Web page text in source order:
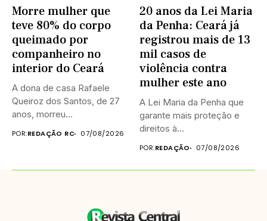
Morre mulher que
teve 80% do corpo
queimado por
companheiro no
interior do Ceará
A dona de casa Rafaele
Queiroz dos Santos, de 27
anos, morreu...
POR:REDAÇÃO RC 07/08/2026
20 anos da Lei Maria
da Penha: Ceará já
registrou mais de 13
mil casos de
violência contra
mulher este ano
A Lei Maria da Penha que
garante mais proteção e
direitos à...
POR:REDAÇÃO 07/08/2026